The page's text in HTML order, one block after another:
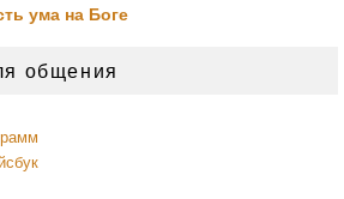
ума на Боге
общения